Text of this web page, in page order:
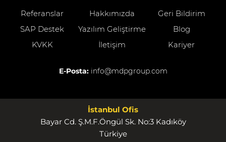
Referanslar Hakkımızda
Geri Bildirim
SAP Destek
Yazılım Geliştirme
Blog
KVKK
İletişim Kariyer
E-Posta: info@mdpgroup.com
İstanbul Ofis
Bayar Cd. Ş.M.F.Öngül Sk. No:3 Kadıköy
Türkiye